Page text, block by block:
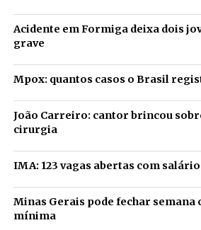
Acidente em Formiga deixa dois
grave
Mpox: quantos casos o Brasil
João Carreiro: cantor brincou
cirurgia
IMA: 123 vagas abertas com
Minas Gerais pode fechar semana
mínima